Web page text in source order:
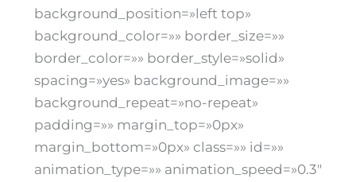
background_position=»left top»
background_color=»» border_size=»»
border_color=»» border_style=»solid»
spacing=»yes» background_image=»»
background_repeat=»no-repeat»
padding=»» margin_top=»0px»
margin_bottom=»0px» class=»» id=»»
animation_type=»» animation_speed=»0.3″